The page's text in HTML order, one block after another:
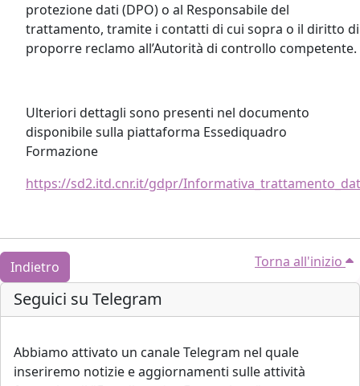
protezione dati (DPO) o al Responsabile del
trattamento, tramite i contatti di cui sopra o il diritto di
proporre reclamo all’Autorità di controllo competente.
Ulteriori dettagli sono presenti nel documento
disponibile sulla piattaforma Essediquadro
Formazione
https://sd2.itd.cnr.it/gdpr/
Indietro Torna all'inizio
Blocchi
Salta Seguici su Telegram
Seguici su Telegram
Abbiamo attivato un canale Telegram nel quale
inseriremo notizie e aggiornamenti sulle attività